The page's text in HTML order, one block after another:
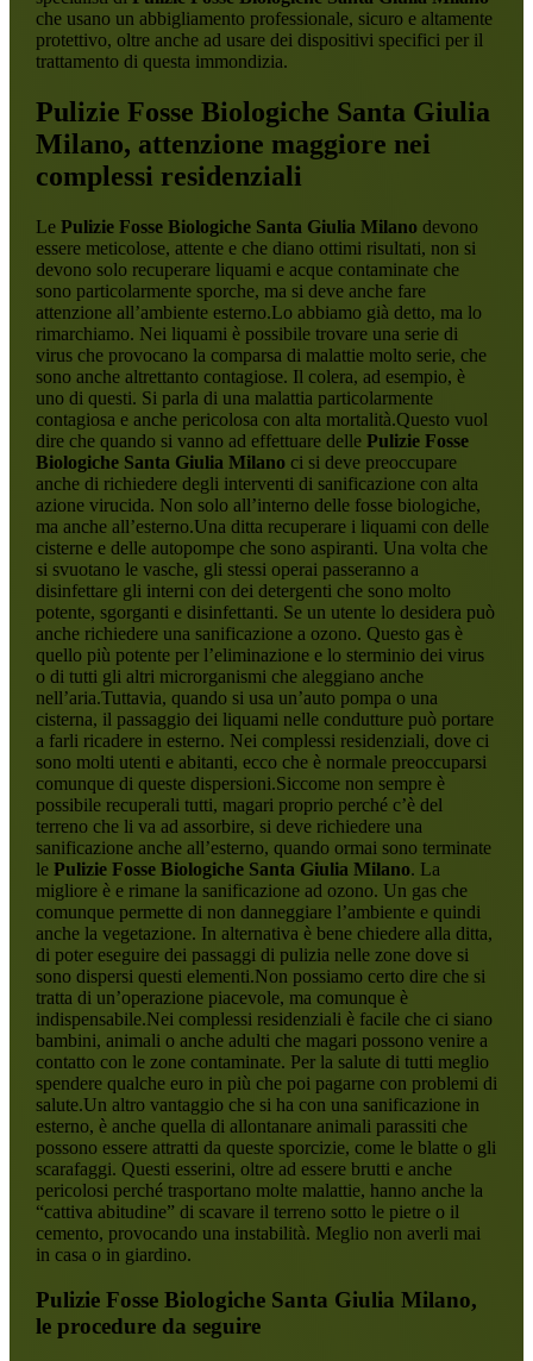
che usano un abbigliamento professionale, sicuro e altamente
protettivo, oltre anche ad usare dei dispositivi specifici per il
trattamento di questa immondizia.
Pulizie Fosse Biologiche Santa Giulia
Milano, attenzione maggiore nei
complessi residenziali
Le Pulizie Fosse Biologiche Santa Giulia Milanodevono
essere meticolose, attente e che diano ottimi risultati, non si
devono solo recuperare liquami e acque contaminate che
sono particolarmente sporche, ma si deve anche fare
attenzione all’ambiente esterno.Lo abbiamo già detto, ma lo
rimarchiamo. Nei liquami è possibile trovare una serie di
virus che provocano la comparsa di malattie molto serie, che
sono anche altrettanto contagiose. Il colera, ad esempio, è
uno di questi. Si parla di una malattia particolarmente
contagiosa e anche pericolosa con alta mortalità.Questo vuol
dire che quando si vanno ad effettuare delle Pulizie Fosse
Biologiche Santa Giulia Milanoci si deve preoccupare
anche di richiedere degli interventi di sanificazione con alta
azione virucida. Non solo all’interno delle fosse biologiche,
ma anche all’esterno.Una ditta recuperare i liquami con delle
cisterne e delle autopompe che sono aspiranti. Una volta che
si svuotano le vasche, gli stessi operai passeranno a
disinfettare gli interni con dei detergenti che sono molto
potente, sgorganti e disinfettanti. Se un utente lo desidera può
anche richiedere una sanificazione a ozono. Questo gas è
quello più potente per l’eliminazione e lo sterminio dei virus
o di tutti gli altri microrganismi che aleggiano anche
nell’aria.Tuttavia, quando si usa un’auto pompa o una
cisterna, il passaggio dei liquami nelle condutture può portare
a farli ricadere in esterno. Nei complessi residenziali, dove ci
sono molti utenti e abitanti, ecco che è normale preoccuparsi
comunque di queste dispersioni.Siccome non sempre è
possibile recuperali tutti, magari proprio perché c’è del
terreno che li va ad assorbire, si deve richiedere una
sanificazione anche all’esterno, quando ormai sono terminate
le Pulizie Fosse Biologiche Santa Giulia Milano. La
migliore è e rimane la sanificazione ad ozono. Un gas che
comunque permette di non danneggiare l’ambiente e quindi
anche la vegetazione. In alternativa è bene chiedere alla ditta,
di poter eseguire dei passaggi di pulizia nelle zone dove si
sono dispersi questi elementi.Non possiamo certo dire che si
tratta di un’operazione piacevole, ma comunque è
indispensabile.Nei complessi residenziali è facile che ci siano
bambini, animali o anche adulti che magari possono venire a
contatto con le zone contaminate. Per la salute di tutti meglio
spendere qualche euro in più che poi pagarne con problemi di
salute.Un altro vantaggio che si ha con una sanificazione in
esterno, è anche quella di allontanare animali parassiti che
possono essere attratti da queste sporcizie, come le blatte o gli
scarafaggi. Questi esserini, oltre ad essere brutti e anche
pericolosi perché trasportano molte malattie, hanno anche la
“cattiva abitudine” di scavare il terreno sotto le pietre o il
cemento, provocando una instabilità. Meglio non averli mai
in casa o in giardino.
Pulizie Fosse Biologiche Santa Giulia Milano,
le procedure da seguire